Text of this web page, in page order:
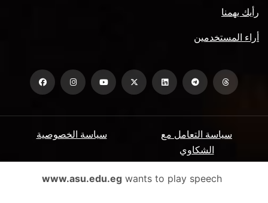
رأيك يهمنا
أراء المستخدمين
سياسة الخصوصية
سياسة التعامل مع
الشكاوي
الأسئلة الشائعة ميثاق المتعاملين www.asu.edu.egwants to play speech